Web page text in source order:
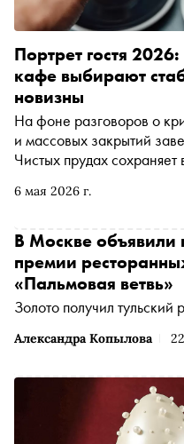
6 мая 2026 г.
Портрет гостя
кафе выбирают
новизны
На фоне разговоров о
и массовых закрытий заведений пекарня aaark на
Чистых прудах
объясняет, почему
последние два года и
главным конкурентным
бизнеса
Александра Копылова
В Москве объявили
премии
«Пальмовая ветвь»
Золото получил тульский